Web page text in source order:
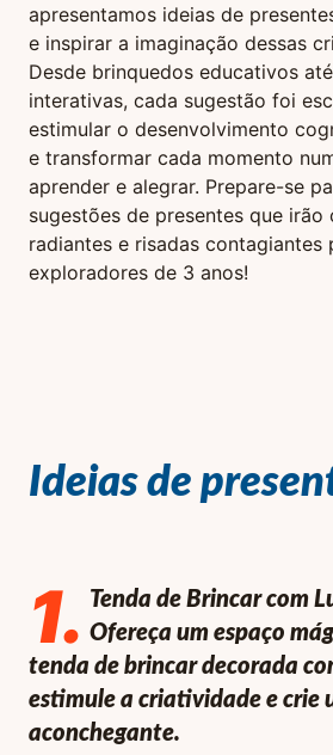
apresentamos ideias de
e inspirar a imaginação dessas
Desde brinquedos educativos
interativas, cada sugestão foi
estimular o desenvolvimento
e transformar cada momento
aprender e alegrar. Prepare-se
sugestões de presentes que irão
radiantes e risadas contagiantes
exploradores de 3 anos!
Ideias de
1. Tenda de Brincar com
Ofereça um espaço
tenda de brincar decorada
estimule a criatividade e crie
aconchegante.